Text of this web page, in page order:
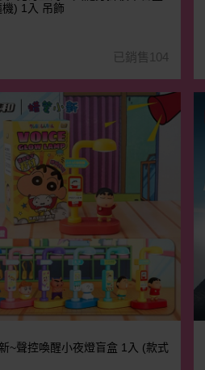
) 1入 吊飾
已銷售104
~聲控喚醒小夜燈盲盒 1入 (款式